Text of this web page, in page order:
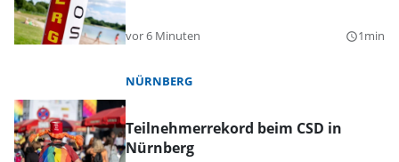
vor 6 Minuten query_builder1min
NÜRNBERG
Teilnehmerrekord beim CSD in
Nürnberg